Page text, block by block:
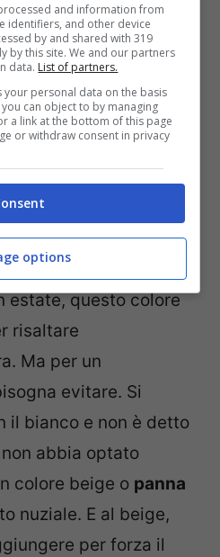
all’altro. Va
snellisce, ma
nostrana è anche il
ed è assolutamente
un po’ più di
black, allora meglio
scuro.
bene, che
estate, questo colore
risaltare
Ma per un
evitare. Si
il bianco e non è detto
abbia optato
colore beige o panna
nuziale. E al beige,
per forza il
and information from
identifiers, and other device
by and shared with 319
by this site. We and our partners
data. List of partners.
your personal data on the basis
can object to by managing
a link at the bottom of this page
or withdraw consent in privacy
options